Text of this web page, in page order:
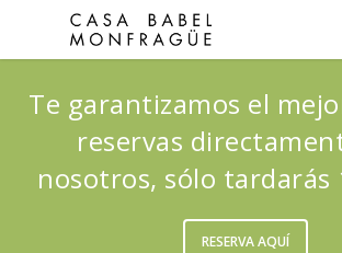
Te garantizamos el
reservas
nosotros, sólo
RESERVA AQUÍ